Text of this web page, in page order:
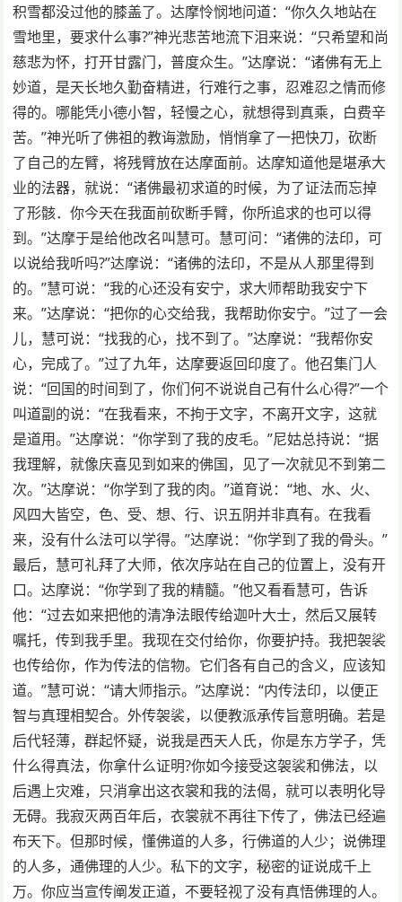
积雪都没过他的膝盖了。达摩怜悯地问道：“你久久地站在
雪地里，要求什么事?”神光悲苦地流下泪来说：“只希望和尚
慈悲为怀，打开甘露门，普度众生。”达摩说：“诸佛有无上
妙道，是天长地久勤奋精进，行难行之事，忍难忍之情而修
得的。哪能凭小德小智，轻慢之心，就想得到真乘，白费辛
苦。”神光听了佛祖的教诲激励，悄悄拿了一把快刀，砍断
了自己的左臂，将残臂放在达摩面前。达摩知道他是堪承大
业的法器，就说：“诸佛最初求道的时候，为了证法而忘掉
了形骸．你今天在我面前砍断手臂，你所追求的也可以得
到。”达摩于是给他改名叫慧可。慧可问：“诸佛的法印，可
以说给我听吗?”达摩说：“诸佛的法印，不是从人那里得到
的。”慧可说：“我的心还没有安宁，求大师帮助我安宁下
来。”达摩说：“把你的心交给我，我帮助你安宁。”过了一会
儿，慧可说：“找我的心，找不到了。”达摩说：“我帮你安
心，完成了。”过了九年，达摩要返回印度了。他召集门人
说：“回国的时间到了，你们何不说说自己有什么心得?”一个
叫道副的说：“在我看来，不拘于文字，不离开文字，这就
是道用。”达摩说：“你学到了我的皮毛。”尼姑总持说：“据
我理解，就像庆喜见到如来的佛国，见了一次就见不到第二
次。”达摩说：“你学到了我的肉。”道育说：“地、水、火、
风四大皆空，色、受、想、行、识五阴并非真有。在我看
来，没有什么法可以学得。”达摩说：“你学到了我的骨头。”
最后，慧可礼拜了大师，依次序站在自己的位置上，没有开
口。达摩说：“你学到了我的精髓。”他又看看慧可，告诉
他：“过去如来把他的清净法眼传给迦叶大士，然后又展转
嘱托，传到我手里。我现在交付给你，你要护持。我把袈裟
也传给你，作为传法的信物。它们各有自己的含义，应该知
道。”慧可说：“请大师指示。”达摩说：“内传法印，以便正
智与真理相契合。外传袈裟，以便教派承传旨意明确。若是
后代轻薄，群起怀疑，说我是西天人氏，你是东方学子，凭
什么得真法，你拿什么证明?你如今接受这袈裟和佛法，以
后遇上灾难，只消拿出这衣裳和我的法偈，就可以表明化导
无碍。我寂灭两百年后，衣裳就不再往下传了，佛法已经遍
布天下。但那时候，懂佛道的人多，行佛道的人少；说佛理
的人多，通佛理的人少。私下的文字，秘密的证说成千上
万。你应当宣传阐发正道，不要轻视了没有真悟佛理的人。